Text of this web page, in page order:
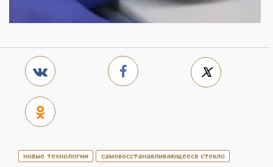
новые технологии самовосстанавливающееся стекло